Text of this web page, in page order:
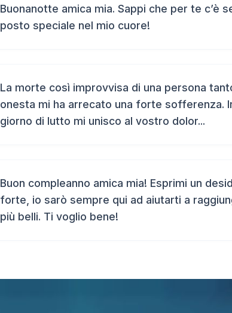
Buonanotte amica mia. Sappi che per te c’è
posto speciale nel mio cuore!
La morte così improvvisa di una persona
onesta mi ha arrecato una forte sofferenza.
giorno di lutto mi unisco al vostro dolor...
Buon compleanno amica mia! Esprimi un
forte, io sarò sempre qui ad aiutarti a
più belli. Ti voglio bene!